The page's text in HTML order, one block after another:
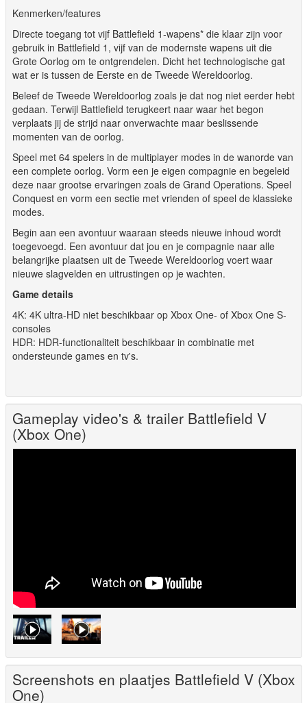
Kenmerken/features
Directe toegang tot vijf Battlefield 1-wapens* die klaar zijn voor
gebruik in Battlefield 1, vijf van de modernste wapens uit die
Grote Oorlog om te ontgrendelen. Dicht het technologische gat
wat er is tussen de Eerste en de Tweede Wereldoorlog.
Beleef de Tweede Wereldoorlog zoals je dat nog niet eerder hebt
gedaan. Terwijl Battlefield terugkeert naar waar het begon
verplaats jij de strijd naar onverwachte maar beslissende
momenten van de oorlog.
Speel met 64 spelers in de multiplayer modes in de wanorde van
een complete oorlog. Vorm een je eigen compagnie en begeleid
deze naar grootse ervaringen zoals de Grand Operations. Speel
Conquest en vorm een sectie met vrienden of speel de klassieke
modes.
Begin aan een avontuur waaraan steeds nieuwe inhoud wordt
toegevoegd. Een avontuur dat jou en je compagnie naar alle
belangrijke plaatsen uit de Tweede Wereldoorlog voert waar
nieuwe slagvelden en uitrustingen op je wachten.
Game details
4K: 4K ultra-HD niet beschikbaar op Xbox One- of Xbox One S-
consoles
HDR: HDR-functionaliteit beschikbaar in combinatie met
ondersteunde games en tv's.
Gameplay video's & trailer Battlefield V
(Xbox One)
Screenshots en plaatjes Battlefield V (Xbox
One)